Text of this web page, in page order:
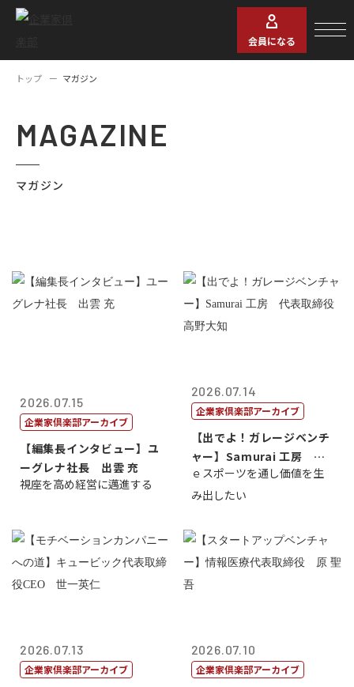
会員になる
トップ マガジン
MAGAZINE
マガジン
2026.07.15
企業家倶楽部アーカイブ
【編集長インタビュー】ユ
ーグレナ社長 出雲 充
視座を高め経営に邁進する
2026.07.14
企業家倶楽部アーカイブ
【出でよ！ガレージベンチ
ャー】Samurai 工房 代
表取締...
ｅスポーツを通し価値を生
み出したい
2026.07.13
企業家倶楽部アーカイブ
2026.07.10
企業家倶楽部アーカイブ